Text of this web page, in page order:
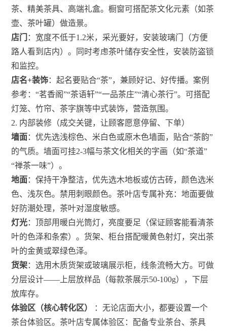
茶、精美茶具、高端礼盒。橱窗可搭配茶文化元素（如茶
壶、茶叶罐）做造景。
店门
：宽度不低于1.2米，采光要好，安装玻璃门（方便
路人看到店内）。同时考虑茶叶储存安全性，安装防盗锁
和监控。
店名+装饰：起名要贴合“茶”，兼顾好记、好传播。案例
参考：“茗香阁”“茶语轩”“一品茶庄”“清心茶行”。可搭配
灯笼、竹帘、茶字旗等中式装饰，营造氛围。
2. 内部装修（成交关键，让顾客愿意停留、下单）
墙面 ：优先选浅棕色、米白色或原木色墙面，贴合“茶韵”
的气质。墙面可挂2-3幅与茶文化相关的字画（如“茶道”
“禅茶一味”）。
地面 ：保持干净整洁，优先选木地板或仿古砖，颜色选米
色、浅灰色。禁用刺眼颜色。茶叶店专属补充：地面要做
好防潮处理，茶叶对湿度敏感。
灯光：顶部用暖白光筒灯，亮度要足（保证顾客能看清茶
叶的色泽和条索）。货架、柜台搭配暖黄色射灯，突出茶
叶的金黄或翠绿色泽。
货架：选用木质货架或玻璃展示柜，线条流畅大方。可做
分层设计——上层放样品（每款茶展示50-100g），下层
放库存。
体验区（核心转化区）
：无论店面大小，都要设置一个
茶台体验区。茶叶店专属体验区：配备专业茶台、茶具